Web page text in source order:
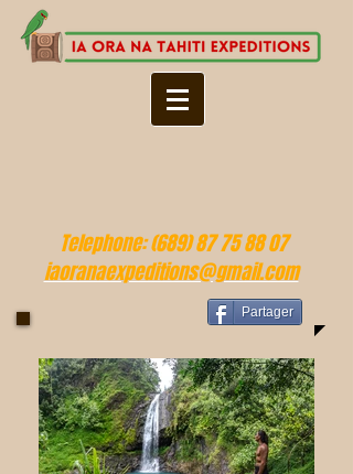
Telephone:(689) 87 75 88 07
iaoranaexpeditions@gmail.com
Partager